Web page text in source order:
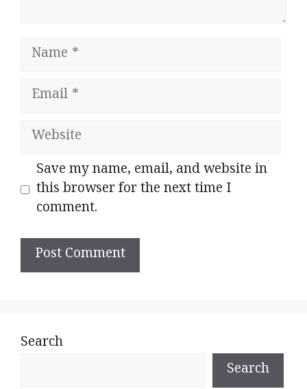
Name
Email
Website
Save my name, email, and website in
this browser for the next time I
comment.
Search
Search